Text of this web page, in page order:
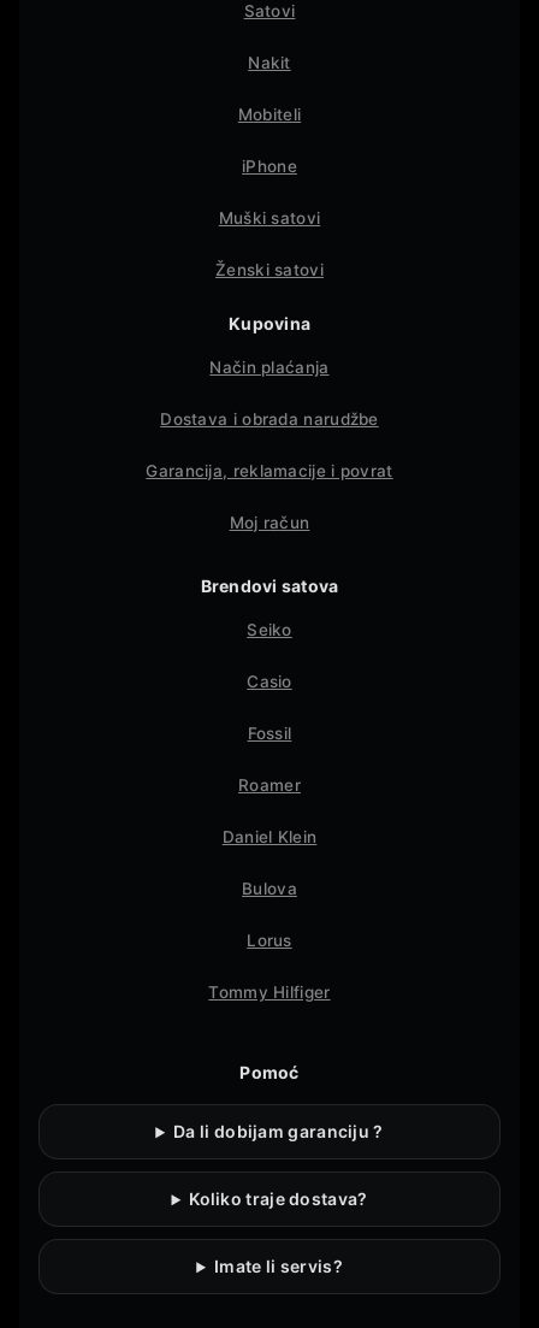
Satovi
Nakit
Mobiteli
iPhone
Muški satovi
Ženski satovi
Kupovina
Način plaćanja
Dostava i obrada narudžbe
Garancija, reklamacije i povrat
Moj račun
Brendovi satova
Seiko
Casio
Fossil
Roamer
Daniel Klein
Bulova
Lorus
Tommy Hilfiger
Pomoć
Da li dobijam garanciju ?
Koliko traje dostava?
Imate li servis?